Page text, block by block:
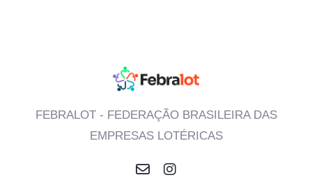
FEBRALOT - FEDERAÇÃO BRASILEIRA DAS
EMPRESAS LOTÉRICAS